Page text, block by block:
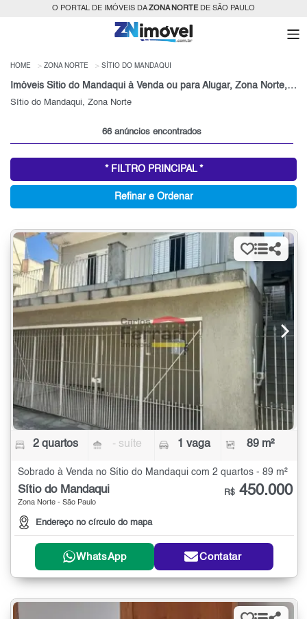
O PORTAL DE IMÓVEIS DAZONA NORTEDE SÃO PAULO
HOME ZONA NORTE SÍTIO DO MANDAQUI
Imóveis Sítio do Mandaqui à Venda ou para Alugar, Zona Norte, São Paulo, SP
Sítio do Mandaqui, Zona Norte
66 anúncios encontrados
* FILTRO PRINCIPAL *
Refinar e Ordenar
2 quartos - suíte 1 vaga 89 m²
Sobrado à Venda no Sítio do Mandaqui com 2 quartos - 89 m²
Sítio do Mandaqui
Zona Norte - São Paulo
Endereço no círculo do mapa
R$ 450.000
WhatsApp Contatar